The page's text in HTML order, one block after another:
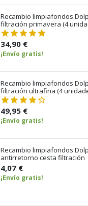
Recambio limpiafondos
filtración primavera (4
34,90 €
¡Envío gratis!
Recambio limpiafondos
filtración ultrafina (4
49,95 €
¡Envío gratis!
Recambio limpiafondos
antirretorno cesta filtración
4,07 €
¡Envío gratis!